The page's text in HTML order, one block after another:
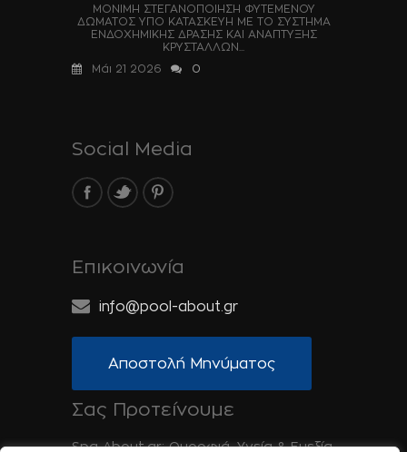
ΜΟΝΙΜΗ ΣΤΕΓΑΝΟΠΟΙΗΣΗ ΦΥΤΕΜΕΝΟΥ
ΔΩΜΑΤΟΣ ΥΠΟ ΚΑΤΑΣΚΕΥΗ ΜΕ ΤΟ ΣΥΣΤΗΜΑ
ΕΝΔΟΧΗΜΙΚΗΣ ΔΡΑΣΗΣ ΚΑΙ ΑΝΑΠΤΥΞΗΣ
ΚΡΥΣΤΑΛΛΩΝ...
Μάι 21 2026
0
Social Media
Επικοινωνία
info@pool-about.gr
Αποστολή Μηνύματος
Σας Προτείνουμε
Spa-About.gr: Ομορφιά, Υγεία & Ευεξία